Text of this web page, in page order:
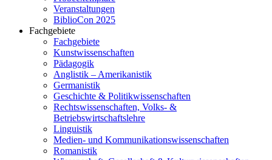
Veranstaltungen
BiblioCon 2025
Fachgebiete
Fachgebiete
Kunstwissenschaften
Pädagogik
Anglistik – Amerikanistik
Germanistik
Geschichte & Politikwissenschaften
Rechtswissenschaften, Volks- &
Betriebswirtschaftslehre
Linguistik
Medien- und Kommunikationswissenschaften
Romanistik